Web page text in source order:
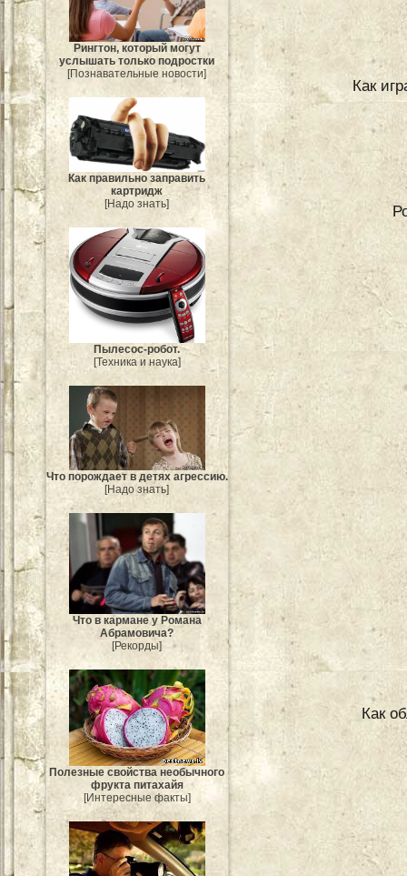
Рингтон, который могут
услышать только подростки
[Познавательные новости]
Как правильно заправить
картридж
[Надо знать]
Пылесос-робот.
[Техника и наука]
Что порождает в детях агрессию.
[Надо знать]
Что в кармане у Романа
Абрамовича?
[Рекорды]
Полезные свойства необычного
фрукта питахайя
[Интересные факты]
Как
Как